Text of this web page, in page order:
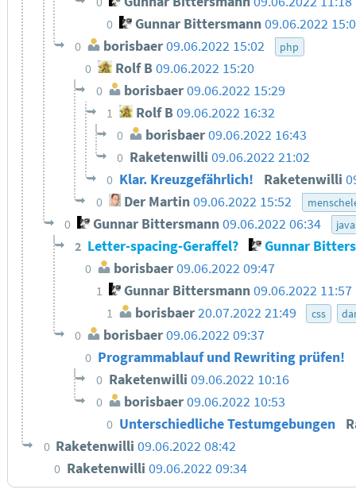
0 Gunnar Bittersmann 09.06.2022
0 borisbaer09.06.2022 15:02 php
0 Rolf B09.06.2022 15:20
0 borisbaer09.06.2022 15:29
1 Rolf B09.06.2022 16:32
0 borisbaer09.06.2022 16:43
0 Raketenwilli 09.06.2022 21:02
0 Klar. Kreuzgefährlich! Raketenwilli
0 Der Martin09.06.2022 15:52
0 Gunnar Bittersmann09.06.2022 06:34
2 Letter-spacing-Geraffel? Gunnar
0 borisbaer09.06.2022 09:47
1 Gunnar Bittersmann09.06.2022 11:57
1 borisbaer 20.07.2022 21:49 css
0 borisbaer09.06.2022 09:37
0 Programmablauf und Rewriting prüfen!
0 Raketenwilli 09.06.2022 10:16
0 borisbaer09.06.2022 10:53
0 Unterschiedliche Testumgebungen
0 Raketenwilli09.06.2022 08:42
0 Raketenwilli 09.06.2022 09:34